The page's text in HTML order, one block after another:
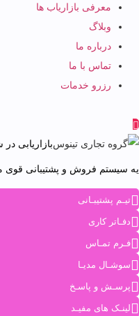
معرفی بازاریاب ها
وبلاگ
درباره ما
تماس با ما
رزرو خدمات
بازاریابی
یه سیستم فروش و پشتیبانی قوی
تیـم پشتیبـانی
دفـاتر کاری
فـرم تمـاس
سوشـال مدیـا
پرسـش و پاسـخ
لینـک های مفیـد